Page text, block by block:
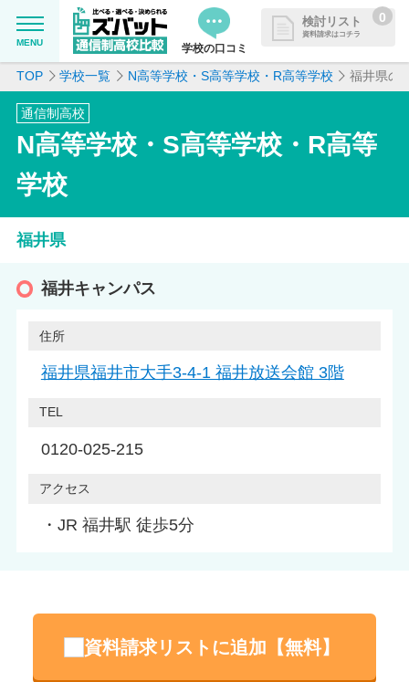
MENU 学校の口コミ
検討リスト
資料請求はコチラ
0
資料請求リストに追加しました
めて資料請求できます
MENU
学校を探したい
通信制高校について知りたい
はじめての方へ
よくある質問
掲載を希望される学校様へ
TOP 学校一覧 N高等学校・S高等学校・R高等学校 福井県の
通信制高校
N高等学校・S高等学校・R高等
学校
福井県
福井キャンパス
住所
福井県福井市大手3-4-1 福井放送会館 3階
TEL
0120-025-215
アクセス
・JR 福井駅 徒歩5分
資料請求リストに追加【無料】